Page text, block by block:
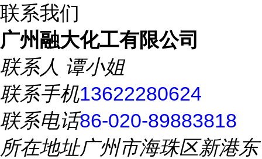
联系我们
广州融大化工有限公司
联系人 谭小姐
联系手机13622280624
联系电话86-020-89883818
所在地址广州市海珠区新港东